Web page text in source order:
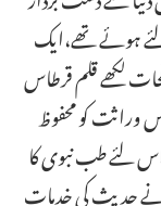
ہوئے تھے،ایک
لکھے قلم قرطاس
وراثت کو محفوظ
لئے طب نبوی کا
نے حدیث کی خدمات